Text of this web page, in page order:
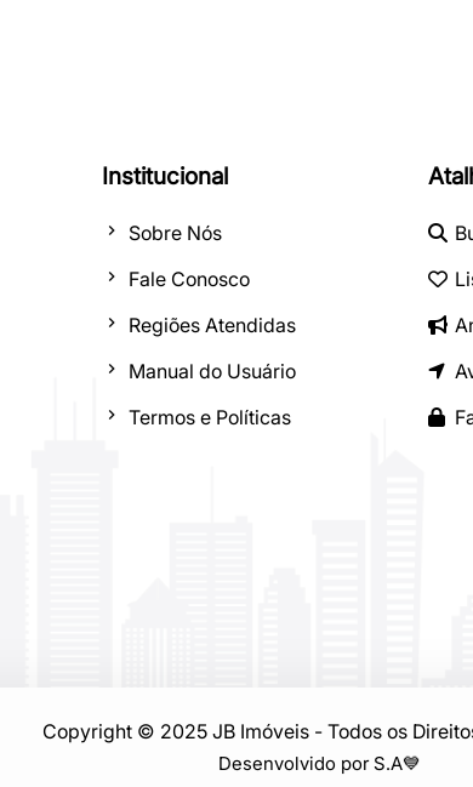
Institucional
Sobre Nós
Fale Conosco
Regiões Atendidas
Manual do Usuário
Termos e Políticas
Copyright © 2025 JB Imóveis - Todos os
Desenvolvido por S.A💙